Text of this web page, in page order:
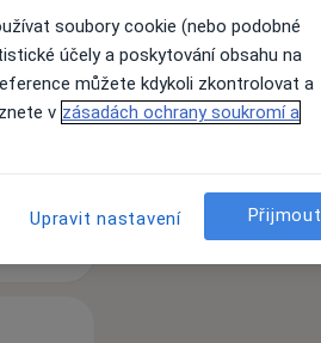
soubory cookie (nebo podobné
účely a poskytování obsahu na
můžete kdykoli zkontrolovat a
v zásadách ochrany soukromí a
Upravit nastavení Přijmout